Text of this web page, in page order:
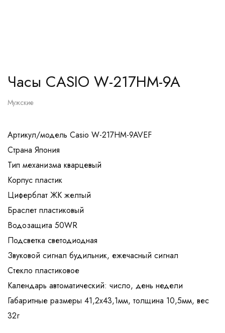
Часы CASIO W-217HM-9A
Мужские
Артикул/модель Casio W-217HM-9AVEF
Страна Япония
Тип механизма кварцевый
Корпус пластик
Циферблат ЖК желтый
Браслет пластиковый
Водозащита 50WR
Подсветка светодиодная
Звуковой сигнал будильник, ежечасный сигнал
Стекло пластиковое
Календарь автоматический: число, день недели
Габаритные размеры 41,2х43,1мм, толщина 10,5мм, вес